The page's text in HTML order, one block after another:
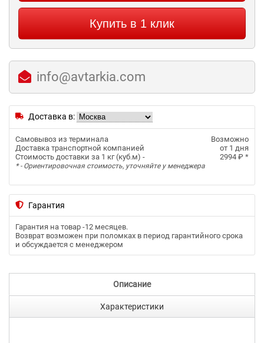
Купить в 1 клик
info@avtarkia.com
Доставка в:
Самовывоз из терминала
Возможно
Доставка транспортной компанией
от 1 дня
Стоимость доставки за 1 кг (куб.м) -
2994 ₽ *
* - Ориентировочная стоимость, уточняйте у менеджера
Гарантия
Гарантия на товар -12 месяцев.
Возврат возможен при поломках в период гарантийного срока
и обсуждается с менеджером
Описание
Характеристики